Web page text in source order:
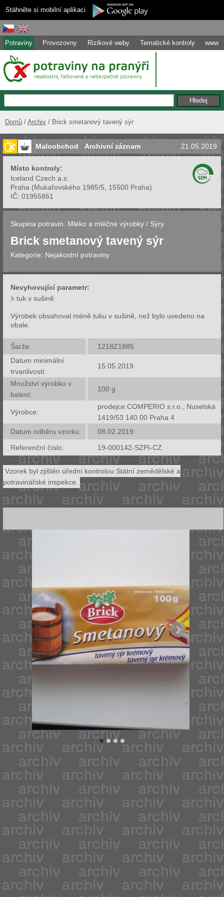
Stáhněte si mobilní aplikaci
Potraviny Provozovny Rizikové weby Tematické kontroly www
Domů Archiv Brick smetanový tavený sýr
Maloobchod Archivní záznam 21.05.2019
Místo kontroly:
Iceland Czech a.s.
Praha (Mukařovského 1985/5, 15500 Praha)
IČ: 01955861
Skupina potravin: Mléko a mléčné výrobky / Sýry
Brick smetanový tavený sýr
Kategorie: Nejakostní potraviny
Nevyhovující parametr:
tuk v sušině
Výrobek obsahoval méně tuku v sušině, než bylo uvedeno na
obale.
Šarže:
1218Z1885
Datum minimální
trvanlivosti:
15.05.2019
Množství výrobku v
balení:
100 g
Výrobce:
prodejce:COMPERIO s.r.o., Nuselská
1419/53 140 00 Praha 4
Datum odběru vzorku:
08.02.2019
Referenční číslo:
19-000142-SZPI-CZ
Vzorek byl zjištěn úřední kontrolou Státní zemědělské a
potravinářské inspekce.